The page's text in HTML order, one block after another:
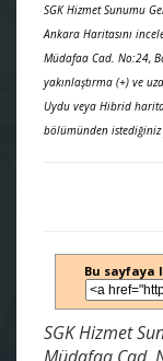
SGK Hizmet Sunumu
Ankara Haritasını
Müdafaa Cad. No:24,
yakınlaştırma (+) ve
Uydu veya Hibrid
bölümünden
Bu sayfaya
SGK Hizmet